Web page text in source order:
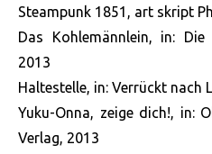
Steampunk 1851, art skript
Das Kohlemännlein, in: Die
2013
Haltestelle, in: Verrückt nach
Yuku-Onna, zeige dich!, in:
Verlag, 2013